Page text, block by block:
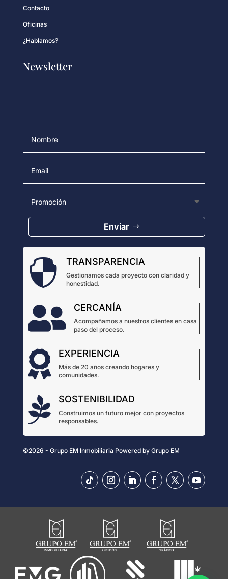
Contacto
Oficinas
¿Hablamos?
Newsletter
Enviar
 TRANSPARENCIA
Gestionamos cada proyecto con claridad y
honestidad.
 CERCANÍA
Acompañamos a nuestros clientes en casa
paso del proceso.
 EXPERIENCIA
Más de 20 años creando hogares y
comunidades.
 SOSTENIBILIDAD
Construimos un futuro mejor con proyectos
responsables.
©2026 - Grupo EM Inmobiliaria Powered by Grupo EM